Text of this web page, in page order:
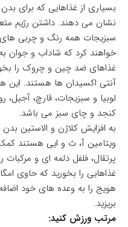
بسیاری از غذاهایی که برای
نشان می دهند. داشتن رژیم
سبزیجات همه رنگ و چربی
خواهند کرد که شاداب و جوان
غذاهای ضد چین و چروک را
آنتی اکسیدان ها هستند. این
لوبیا و سبزیجات، قارچ، آجیل،
کنجد و چای سبز می باشد.
به افزایش کلاژن و الاستین
ویتامین آ، ث و ایی هستند کمک
پرتقال، فلفل دلمه ای و مرکبات
غذاهایی را بخورید که حاوی
هویج را به وعده های خود
بریزید.
مرتب ورزش کنید: